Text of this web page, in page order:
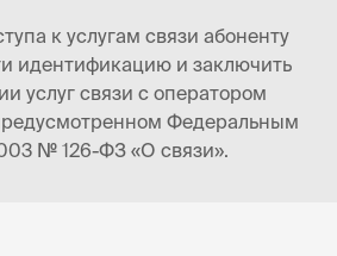
к услугам связи абоненту
идентификацию и заключить
услуг связи с оператором
Федеральным
№ 126-ФЗ «О связи».